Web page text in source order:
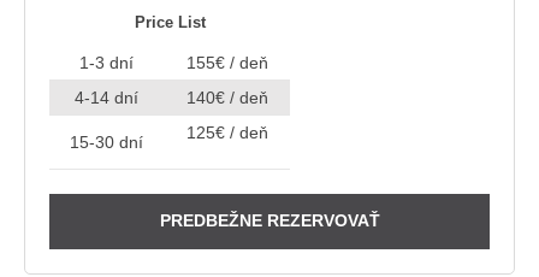
Price List
1-3 dní
155€ / deň
4-14 dní
140€ / deň
15-30 dní 125€ / deň
PREDBEŽNE REZERVOVAŤ